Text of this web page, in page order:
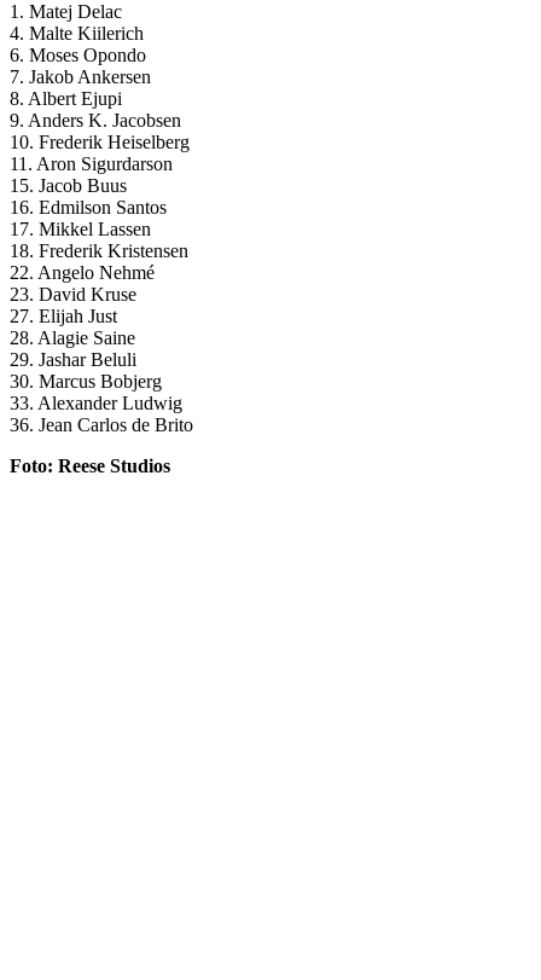
1. Matej Delac
4. Malte Kiilerich
6. Moses Opondo
7. Jakob Ankersen
8. Albert Ejupi
9. Anders K. Jacobsen
10. Frederik Heiselberg
11. Aron Sigurdarson
15. Jacob Buus
16. Edmilson Santos
17. Mikkel Lassen
18. Frederik Kristensen
22. Angelo Nehmé
23. David Kruse
27. Elijah Just
28. Alagie Saine
29. Jashar Beluli
30. Marcus Bobjerg
33. Alexander Ludwig
36. Jean Carlos de Brito
Foto: Reese Studios